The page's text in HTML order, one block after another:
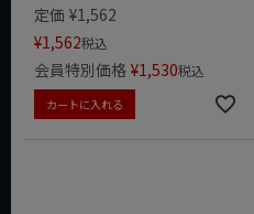
定価 ¥1,562
¥1,562税込
会員特別価格 ¥1,530税込
カートに入れる